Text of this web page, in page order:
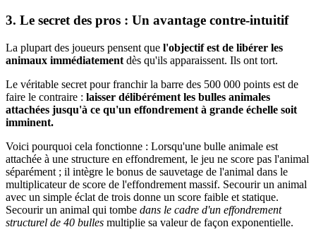
3. Le secret des pros : Un avantage contre-intuitif
La plupart des joueurs pensent que l'objectif est de libérer les
animaux immédiatement dès qu'ils apparaissent. Ils ont tort.
Le véritable secret pour franchir la barre des 500 000 points est de
faire le contraire : laisser délibérément les bulles animales
attachées jusqu'à ce qu'un effondrement à grande échelle soit
imminent.
Voici pourquoi cela fonctionne : Lorsqu'une bulle animale est
attachée à une structure en effondrement, le jeu ne score pas l'animal
séparément ; il intègre le bonus de sauvetage de l'animal dans le
multiplicateur de score de l'effondrement massif. Secourir un animal
avec un simple éclat de trois donne un score faible et statique.
Secourir un animal qui tombe dans le cadre d'un effondrement
structurel de 40 bulles multiplie sa valeur de façon exponentielle.